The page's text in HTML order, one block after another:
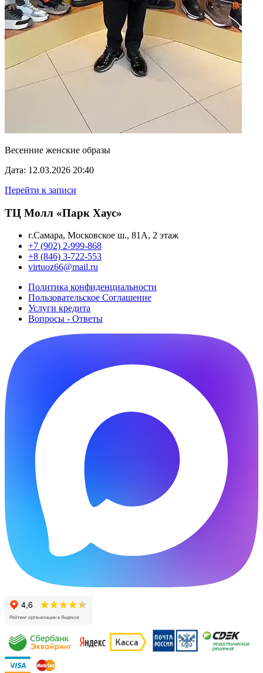
Весенние женские образы
Дата: 12.03.2026 20:40
Перейти к записи
ТЦ Молл «Парк Хаус»
г.Самара, Московское ш., 81А, 2 этаж
+7 (902) 2-999-868
+8 (846) 3-722-553
virtuoz66@mail.ru
Политика конфиденциальности
Пользовательское Cоглашение
Услуги кредита
Вопросы - Ответы